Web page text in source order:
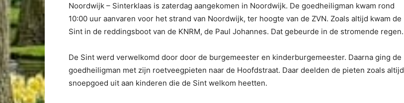
Noordwijk – Sinterklaas is zaterdag aangekomen in Noordwijk. De goedheiligman kwam rond
10:00 uur aanvaren voor het strand van Noordwijk, ter hoogte van de ZVN. Zoals altijd kwam de
Sint in de reddingsboot van de KNRM, de Paul Johannes. Dat gebeurde in de stromende regen.
De Sint werd verwelkomd door door de burgemeester en kinderburgemeester. Daarna ging de
goedheiligman met zijn roetveegpieten naar de Hoofdstraat. Daar deelden de pieten zoals altijd
snoepgoed uit aan kinderen die de Sint welkom heetten.